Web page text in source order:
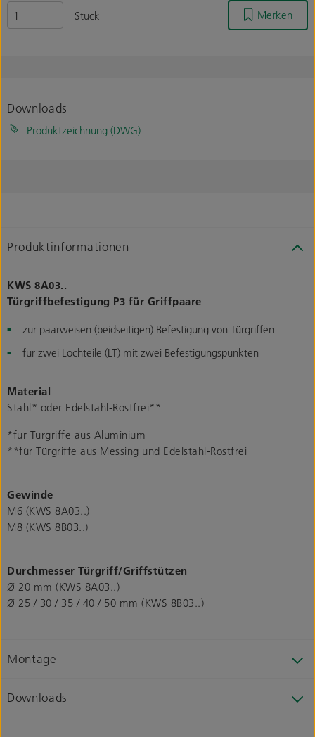
Stück
Merken
Downloads
Produktzeichnung (DWG)
Produktinformationen
KWS 8A03..
Türgriffbefestigung P3 für Griffpaare
zur paarweisen (beidseitigen) Befestigung von Türgriffen
für zwei Lochteile (LT) mit zwei Befestigungspunkten
Material
Stahl* oder Edelstahl-Rostfrei**
*für Türgriffe aus Aluminium
**für Türgriffe aus Messing und Edelstahl-Rostfrei
Gewinde
M6 (KWS 8A03..)
M8 (KWS 8B03..)
Durchmesser Türgriff/Griffstützen
Ø 20 mm (KWS 8A03..)
Ø 25 / 30 / 35 / 40 / 50 mm (KWS 8B03..)
Montage
Downloads